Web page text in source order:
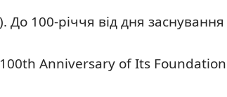
100-річчя від дня заснування
Anniversary of Its Foundation